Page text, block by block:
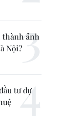
thành ảnh
Nội?
tư dự